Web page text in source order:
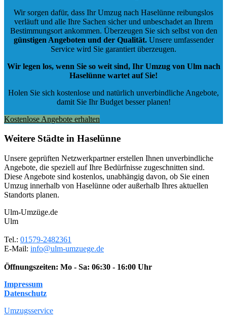
Wir sorgen dafür, dass Ihr Umzug nach Haselünne reibungslos
verläuft und alle Ihre Sachen sicher und unbeschadet an Ihrem
Bestimmungsort ankommen. Überzeugen Sie sich selbst von den
günstigen Angeboten und der Qualität.Unsere umfassender
Service wird Sie garantiert überzeugen.
Wir legen los, wenn Sie so weit sind, Ihr Umzug von Ulm nach
Haselünne wartet auf Sie!
Holen Sie sich kostenlose und natürlich unverbindliche Angebote,
damit Sie Ihr Budget besser planen!
Kostenlose Angebote erhalten
Weitere Städte in Haselünne
Unsere geprüften Netzwerkpartner erstellen Ihnen unverbindliche
Angebote, die speziell auf Ihre Bedürfnisse zugeschnitten sind.
Diese Angebote sind kostenlos, unabhängig davon, ob Sie einen
Umzug innerhalb von Haselünne oder außerhalb Ihres aktuellen
Standorts planen.
Ulm-Umzüge.de
Ulm
Tel.: 01579-2482361
E-Mail: info@ulm-umzuege.de
Öffnungszeiten: Mo - Sa: 06:30 - 16:00 Uhr
Impressum
Datenschutz
Umzugsservice